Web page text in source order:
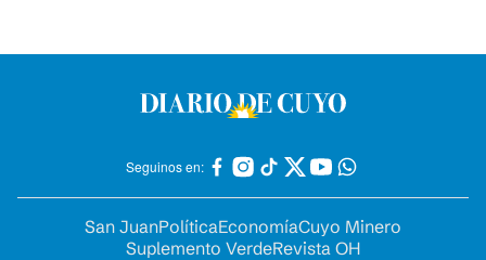
Seguinos en:
San JuanPolíticaEconomíaCuyo Minero
Suplemento VerdeRevista OH